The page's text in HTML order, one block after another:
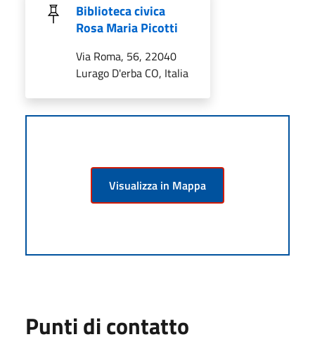
Biblioteca civica
Rosa Maria Picotti
Via Roma, 56, 22040
Lurago D'erba CO, Italia
Visualizza in Mappa
Punti di contatto